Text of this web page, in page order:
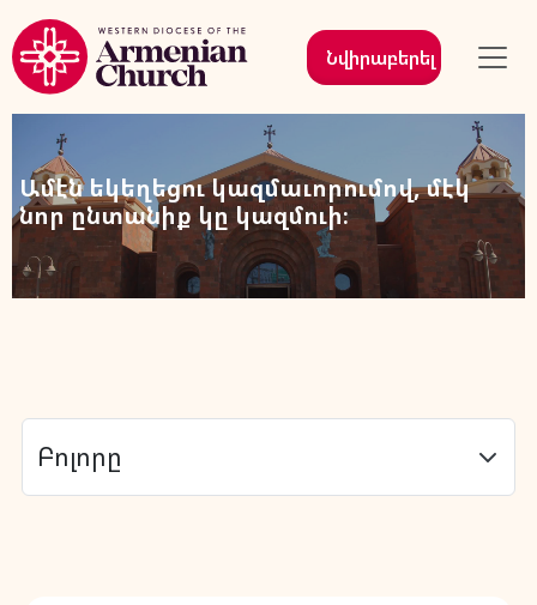
Նվիրաբերել
Ամէն եկեղեցու կազմաւորումով, մէկ
նոր ընտանիք կը կազմուի։